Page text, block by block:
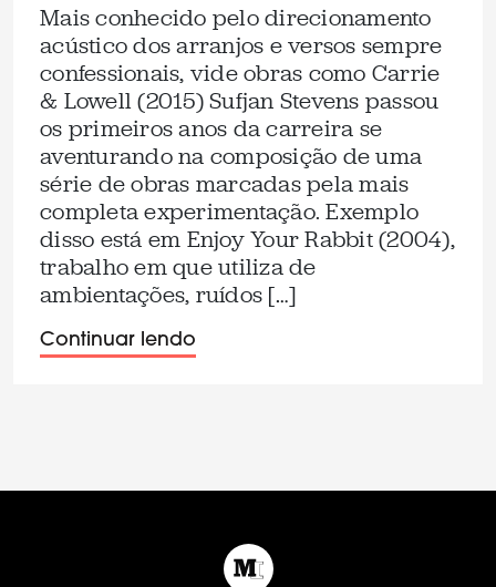
Mais conhecido pelo direcionamento
acústico dos arranjos e versos sempre
confessionais, vide obras como Carrie
& Lowell (2015) Sufjan Stevens passou
os primeiros anos da carreira se
aventurando na composição de uma
série de obras marcadas pela mais
completa experimentação. Exemplo
disso está em Enjoy Your Rabbit (2004),
trabalho em que utiliza de
ambientações, ruídos […]
Continuar lendo